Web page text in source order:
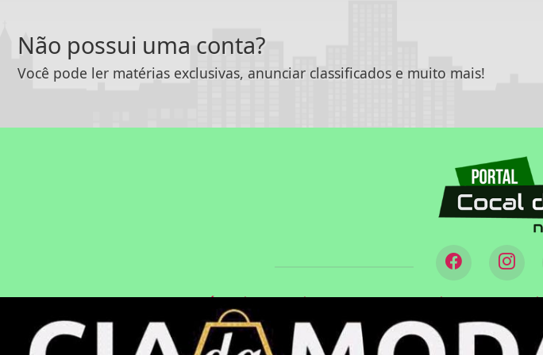
Não possui uma conta?
Você pode ler matérias exclusivas, anunciar classificados e muito mais!
INÍCIO | SOBRE | PAINEL DO LEITOR | EXPEDIENTE |